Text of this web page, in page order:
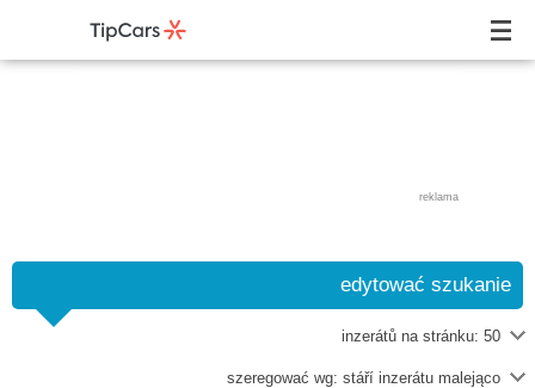
reklama
edytować szukanie
inzerátů na stránku: 50
szeregować wg: stáří inzerátu malejąco